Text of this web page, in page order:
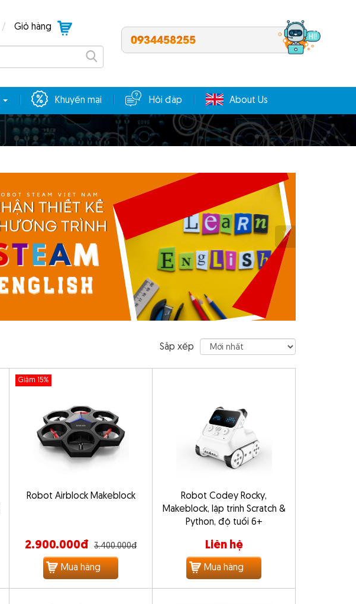
Giỏ hàng
0934458255
Khuyến mại Hỏi đáp About Us
Sắp xếp
Robot Airblock Makeblock
2.900.000đ 3.400.000đ
Giảm 15%
Mua hàng
Robot Codey Rocky,
Makeblock, lập trình Scratch &
Python, độ tuổi 6+
Liên hệ
Mua hàng